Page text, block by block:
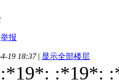
举报
19 18:37 | 显示全部楼层
:*19*: